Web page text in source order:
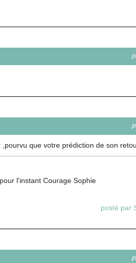
que votre prédiction de son
l'instant Courage Sophie
posté par